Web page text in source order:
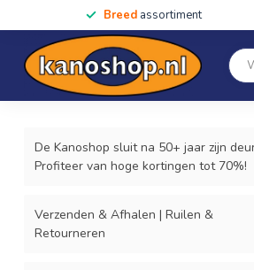
Breed assortiment
SALE!! Kano's, kajaks
Home Cursussen & Tochten
De Kanoshop sluit na 50+ jaar zijn
Profiteer van hoge kortingen tot 70%!
Verzenden & Afhalen | Ruilen &
Retourneren